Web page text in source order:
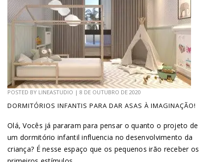
POSTED BY LINEASTUDIO | 8 DE OUTUBRO DE 2020
DORMITÓRIOS INFANTIS PARA DAR ASAS À IMAGINAÇÃO!
Olá, Vocês já pararam para pensar o quanto o projeto de
um dormitório infantil influencia no desenvolvimento da
criança? É nesse espaço que os pequenos irão receber os